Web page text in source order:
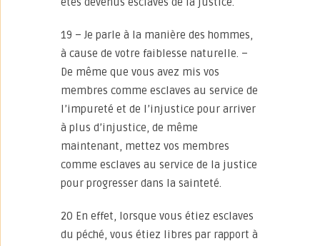
19 – Je parle à la manière des hommes,
à cause de votre faiblesse naturelle. –
De même que vous avez mis vos
membres comme esclaves au service de
l’impureté et de l’injustice pour arriver
à plus d’injustice, de même
maintenant, mettez vos membres
comme esclaves au service de la justice
pour progresser dans la sainteté.
20 En effet, lorsque vous étiez esclaves
du péché, vous étiez libres par rapport à